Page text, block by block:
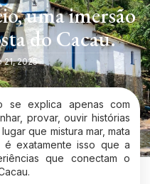
uma imersão
do Cacau.
2025
se explica apenas com
provar, ouvir histórias
que mistura mar, mata
é exatamente isso que a
que conectam o